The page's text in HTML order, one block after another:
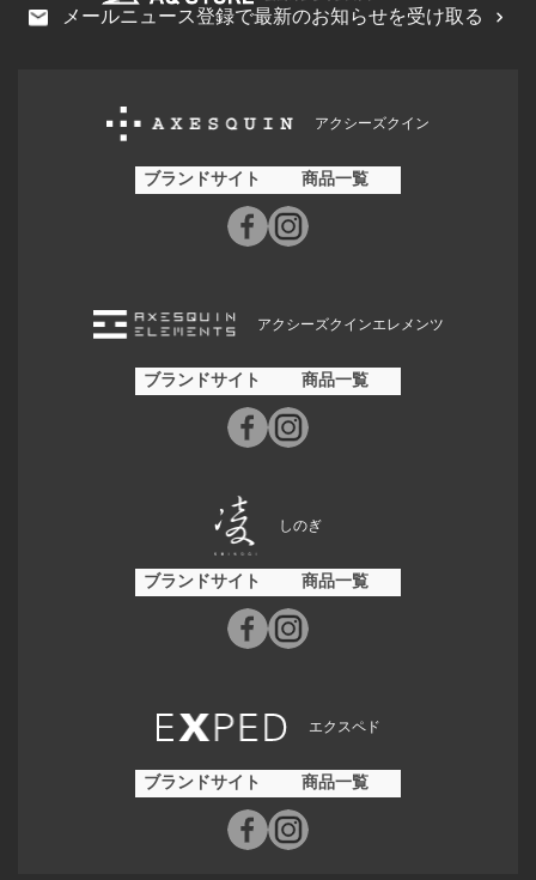
メールニュース登録で最新のお知らせを受け取る
アクシーズクイン
ブランドサイト 商品一覧
アクシーズクインエレメンツ
ブランドサイト 商品一覧
しのぎ
ブランドサイト 商品一覧
エクスペド
ブランドサイト 商品一覧